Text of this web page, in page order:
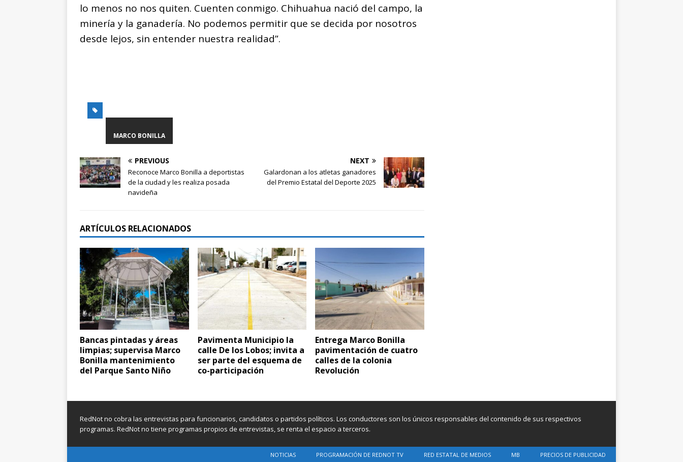
lo menos no nos quiten. Cuenten conmigo. Chihuahua nació del campo, la
minería y la ganadería. No podemos permitir que se decida por nosotros
desde lejos, sin entender nuestra realidad”.
MARCO BONILLA
PREVIOUS
Reconoce Marco Bonilla a deportistas
de la ciudad y les realiza posada
navideña
NEXT
Galardonan a los atletas ganadores
del Premio Estatal del Deporte 2025
ARTÍCULOS RELACIONADOS
Bancas pintadas y áreas
limpias; supervisa Marco
Bonilla mantenimiento
del Parque Santo Niño
Pavimenta Municipio la
calle De los Lobos; invita a
ser parte del esquema de
co-participación
Entrega Marco Bonilla
pavimentación de cuatro
calles de la colonia
Revolución
RedNot no cobra las entrevistas para funcionarios, candidatos o partidos políticos. Los conductores son los únicos responsables del contenido de sus respectivos
programas. RedNot no tiene programas propios de entrevistas, se renta el espacio a terceros.
NOTICIAS PROGRAMACIÓN DE REDNOT TV RED ESTATAL DE MEDIOS MB PRECIOS DE PUBLICIDAD